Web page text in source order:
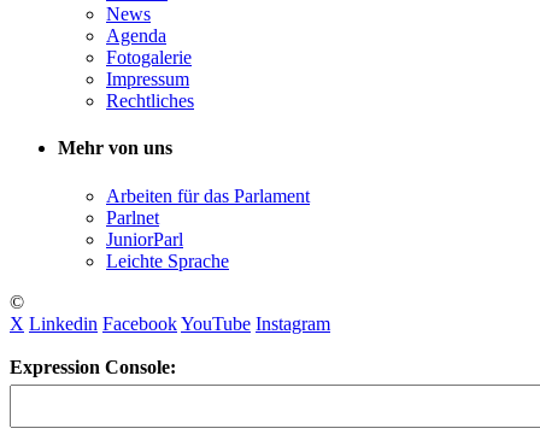
News
Agenda
Fotogalerie
Impressum
Rechtliches
Mehr von uns
Arbeiten für das Parlament
Parlnet
JuniorParl
Leichte Sprache
©
X Linkedin FacebookYouTube Instagram
Expression Console: